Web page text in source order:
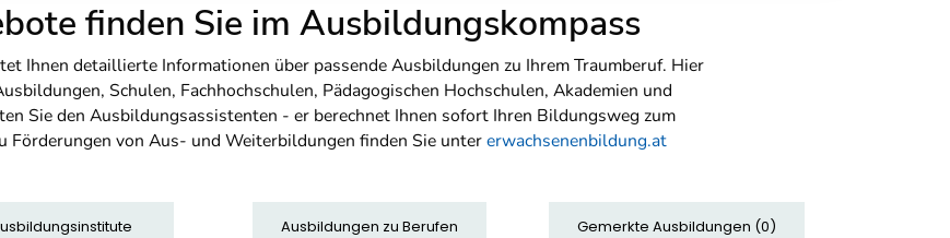
finden Sie im Ausbildungskompass
Ihnen detaillierte Informationen über passende Ausbildungen zu Ihrem Traumberuf. Hier
Schulen, Fachhochschulen, Pädagogischen Hochschulen, Akademien und
Sie den Ausbildungsassistenten - er berechnet Ihnen sofort Ihren Bildungsweg zum
Förderungen von Aus- und Weiterbildungen finden Sie untererwachsenenbildung.at
Ausbildungen zu Berufen Gemerkte Ausbildungen (0)